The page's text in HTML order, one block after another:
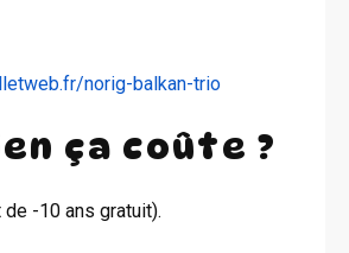
norig-balkan-trio
ça coûte ?
-10 ans gratuit).